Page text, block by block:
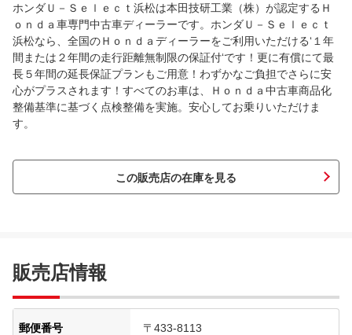
ホンダＵ－Ｓｅｌｅｃｔ浜松は本田技研工業（株）が認定するＨ
ｏｎｄａ車専門中古車ディーラーです。ホンダＵ－Ｓｅｌｅｃｔ
浜松なら、全国のＨｏｎｄａディーラーをご利用いただける‘１年
間または２年間の走行距離無制限の保証付‘です！更に有償にて最
長５年間の延長保証プランもご用意！わずかなご負担でさらに安
心がプラスされます！すべてのお車は、Ｈｏｎｄａ中古車商品化
整備基準に基づく点検整備を実施。安心してお乗りいただけま
す。
この販売店の在庫を見る
販売店情報
郵便番号 〒433-8113